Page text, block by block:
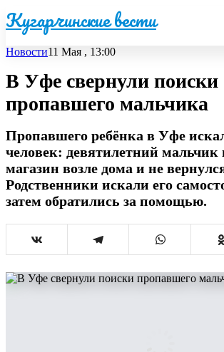
Кугарчинские вести
Новости11 Мая , 13:00
В Уфе свернули поиски
пропавшего мальчика
Пропавшего ребёнка в Уфе
человек: девятилетний
магазин возле дома и не
Родственники искали его
затем обратились за помощью.